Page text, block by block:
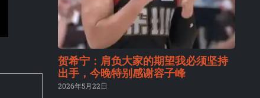
贺希宁：肩负大家的期望我必须坚持
出手，今晚特别感谢容子峰
2026年5月22日